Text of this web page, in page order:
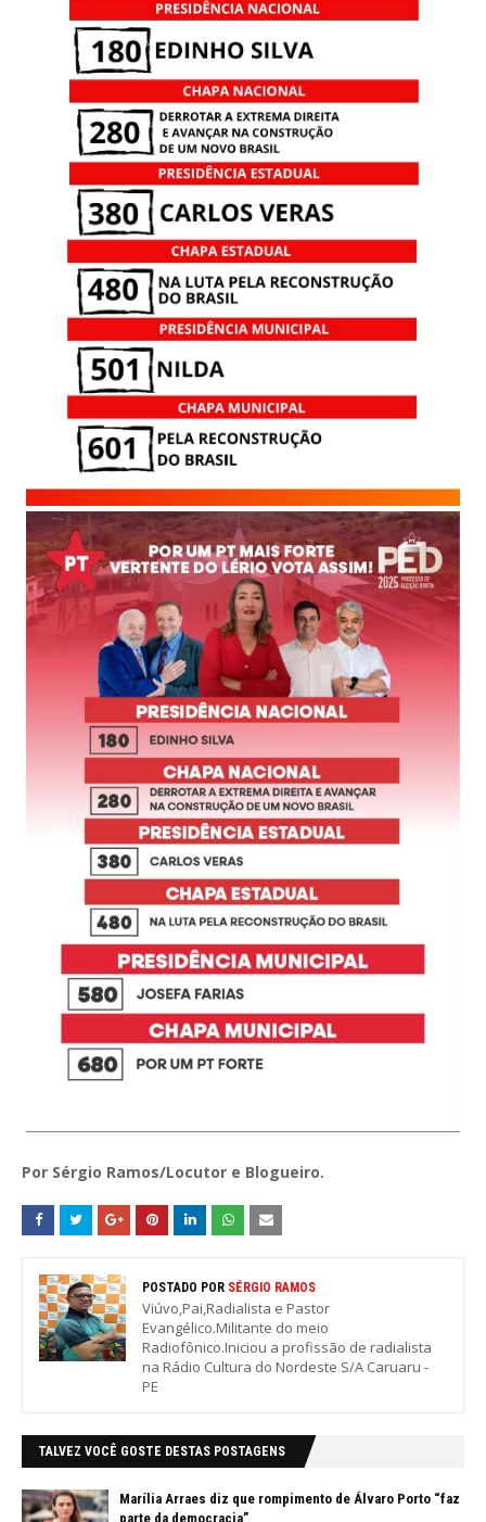
Por Sérgio Ramos/Locutor e Blogueiro.
POSTADO POR SÉRGIO RAMOS
Viúvo,Pai,Radialista e Pastor
Evangélico.Militante do meio
Radiofônico.Iniciou a profissão de radialista
na Rádio Cultura do Nordeste S/A Caruaru -
PE
TALVEZ VOCÊ GOSTE DESTAS POSTAGENS
Marília Arraes diz que rompimento de Álvaro Porto “faz
parte da democracia”